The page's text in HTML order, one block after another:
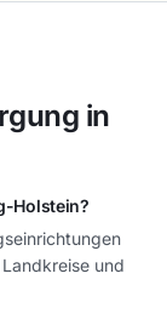
in
Holstein?
und